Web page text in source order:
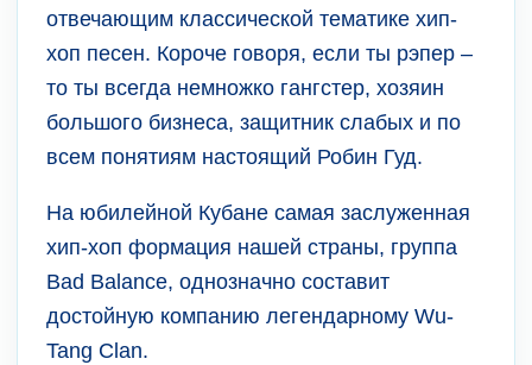
отвечающим классической тематике хип-
хоп песен. Короче говоря, если ты рэпер –
то ты всегда немножко гангстер, хозяин
большого бизнеса, защитник слабых и по
всем понятиям настоящий Робин Гуд.
На юбилейной Кубане самая заслуженная
хип-хоп формация нашей страны, группа
Bad Balance, однозначно составит
достойную компанию легендарному Wu-
Tang Clan.